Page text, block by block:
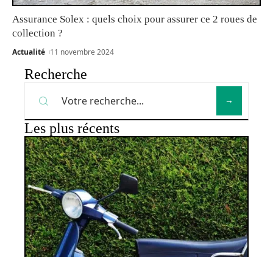
Assurance Solex : quels choix pour assurer ce 2 roues de
collection ?
Actualité 11 novembre 2024
Recherche
Les plus récents